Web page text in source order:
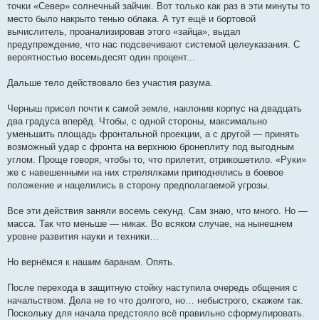
точки «Север» солнечный зайчик. Вот только как раз в эти минуты то
место было накрыто тенью облака. А тут ещё и бортовой
вычислитель, проанализировав этого «зайца», выдал
предупреждение, что нас подсвечивают системой целеуказания. С
вероятностью восемьдесят один процент...
Дальше тело действовало без участия разума.
Черныш присел почти к самой земле, наклонив корпус на двадцать
два градуса вперёд. Чтобы, с одной стороны, максимально
уменьшить площадь фронтальной проекции, а с другой — принять
возможный удар с фронта на верхнюю бронеплиту под выгодным
углом. Проще говоря, чтобы то, что прилетит, отрикошетило. «Руки»
же с навешенными на них стрелялками приподнялись в боевое
положение и нацелились в сторону предполагаемой угрозы.
Все эти действия заняли восемь секунд. Сам знаю, что много. Но —
масса. Так что меньше — никак. Во всяком случае, на нынешнем
уровне развития науки и техники…
Но вернёмся к нашим баранам. Опять.
После перехода в защитную стойку наступила очередь общения с
начальством. Дела не то что долгого, но… небыстрого, скажем так.
Поскольку для начала предстояло всё правильно сформулировать.